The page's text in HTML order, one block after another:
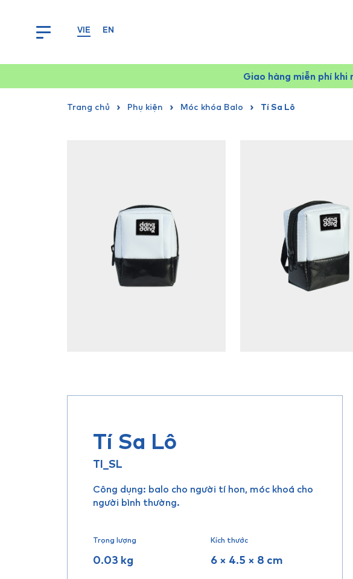
VIE EN
Giao hàng miễn phí
Trang chủ Phụ kiện Móc khóa Balo Tí Sa Lô
Tí Sa Lô
TI_SL
Công dụng: balo cho người tí hon, móc khoá cho
người bình thường.
Trọng lượng
0.03 kg
Kích thước
6 × 4.5 × 8 cm